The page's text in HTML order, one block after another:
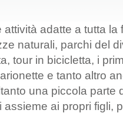
adatte a tutta la
naturali, parchi del
tour in bicicletta, i
e tanto altro
una piccola parte
ai propri figli,